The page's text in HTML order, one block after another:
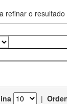
refinar o
|